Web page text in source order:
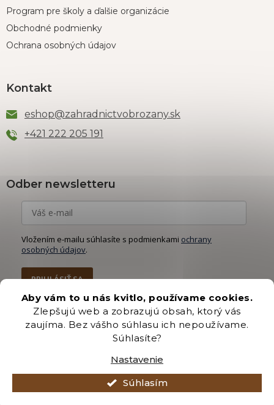
Aby vám to u nás kvitlo, používame cookies.
Zlepšujú web a zobrazujú obsah, ktorý vás
zaujíma. Bez vášho súhlasu ich nepoužívame.
Súhlasíte?
Nastavenie
Súhlasím
Program pre školy a ďalšie organizácie
Obchodné podmienky
Ochrana osobných údajov
Kontakt
eshop@zahradnictvobrozany.sk
+421 222 205 191
Odber newsletteru
Vložením e-mailu súhlasíte s podmienkami ochrany
osobných údajov.
PRIHLÁSIŤ SA
Vytvoril Shoptet Premium
Záhradníctvo Brozany
Upraviť nastavenie cookies